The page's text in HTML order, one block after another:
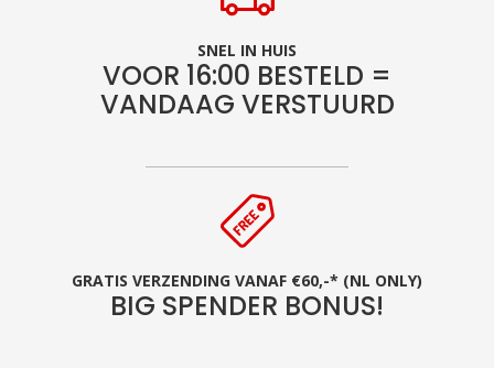
SNEL IN HUIS
VOOR 16:00 BESTELD =
VANDAAG VERSTUURD
GRATIS VERZENDING VANAF €60,-* (NL ONLY)
BIG SPENDER BONUS!